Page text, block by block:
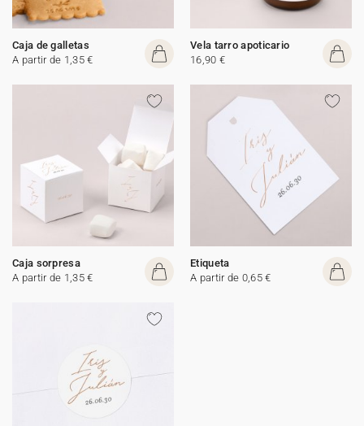
Caja de galletas
A partir de 1,35 €
Vela tarro apoticario
16,90 €
Caja sorpresa
A partir de 1,35 €
Etiqueta
A partir de 0,65 €